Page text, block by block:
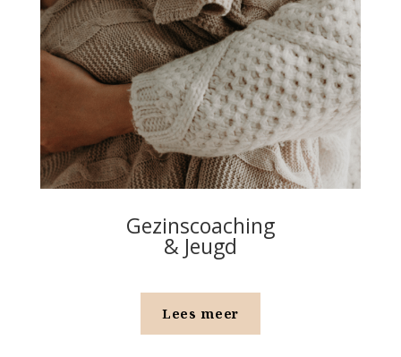
Gezinscoaching
& Jeugd
Lees meer